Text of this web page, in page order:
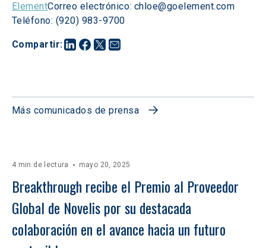
Compartir:
ElementCorreo electrónico: chloe@goelement.com
Teléfono: (920) 983-9700
Más comunicados de prensa
4 min de lectura mayo 20, 2025
Breakthrough recibe el Premio al Proveedor
Global de Novelis por su destacada
colaboración en el avance hacia un futuro